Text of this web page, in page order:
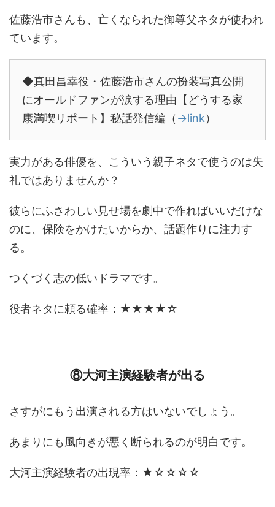
佐藤浩市さんも、亡くなられた御尊父ネタが使われ
ています。
◆真田昌幸役・佐藤浩市さんの扮装写真公開
にオールドファンが涙する理由【どうする家
康満喫リポート】秘話発信編（ →link）
実力がある俳優を、こういう親子ネタで使うのは失
礼ではありませんか？
彼らにふさわしい見せ場を劇中で作ればいいだけな
のに、保険をかけたいからか、話題作りに注力す
る。
つくづく志の低いドラマです。
役者ネタに頼る確率：★★★★☆
⑧大河主演経験者が出る
さすがにもう出演される方はいないでしょう。
あまりにも風向きが悪く断られるのが明白です。
大河主演経験者の出現率：★☆☆☆☆